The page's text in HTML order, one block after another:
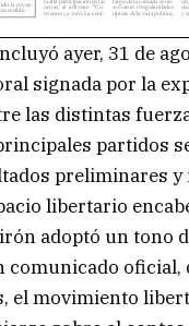
ayer, 31 de
signada por la
las distintas
partidos
preliminares y
libertario
adoptó un tono
comunicado
el movimiento